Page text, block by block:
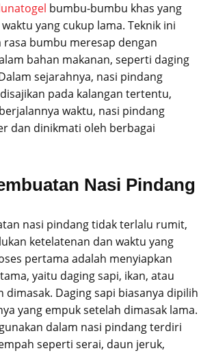
bumbu-bumbu khas yang
yang cukup lama. Teknik ini
bumbu meresap dengan
bahan makanan, seperti daging
sejarahnya, nasi pindang
pada kalangan tertentu,
waktu, nasi pindang
dan dinikmati oleh berbagai
Nasi Pindang
nasi pindang tidak terlalu rumit,
ketelatenan dan waktu yang
pertama adalah menyiapkan
yaitu daging sapi, ikan, atau
dimasak. Daging sapi biasanya dipilih
yang empuk setelah dimasak lama.
dalam nasi pindang terdiri
seperti serai, daun jeruk,